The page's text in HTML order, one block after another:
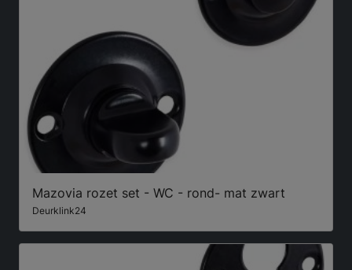
Mazovia rozet set - WC - rond- mat zwart
Deurklink24